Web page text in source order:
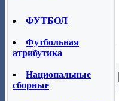
ФУТБОЛ
Футбольная
атрибутика
Национальные
сборные